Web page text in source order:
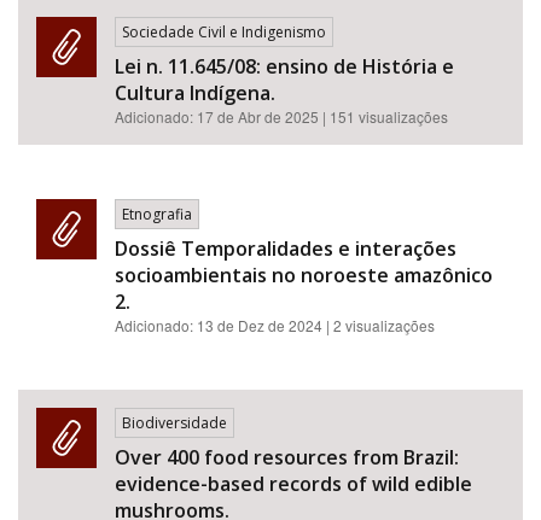
Sociedade Civil e Indigenismo
Lei n. 11.645/08: ensino de História e
Cultura Indígena.
Adicionado: 17 de Abr de 2025 | 151 visualizações
Etnografia
Dossiê Temporalidades e interações
socioambientais no noroeste amazônico
2.
Adicionado: 13 de Dez de 2024 | 2 visualizações
Biodiversidade
Over 400 food resources from Brazil:
evidence-based records of wild edible
mushrooms.